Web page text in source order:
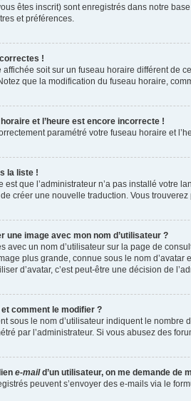
êtes inscrit) sont enregistrés dans notre
et préférences.
!
affichée soit sur un fuseau horaire différent de
que la modification du fuseau horaire,
et l’heure est encore incorrecte !
paramétré votre fuseau horaire et
la liste !
que l’administrateur n’a pas installé votre
créer une nouvelle traduction. Vous
une image avec mon nom d’utilisateur ?
avec un nom d’utilisateur sur la page de
plus grande, connue sous le nom
d’avatar, c’est peut-être une décision de
et comment le modifier ?
sous le nom d’utilisateur indiquent le
par l’administrateur. Si vous abusez des
e-maild’un utilisateur, on me demande de
peuvent s’envoyer des e-mails via le